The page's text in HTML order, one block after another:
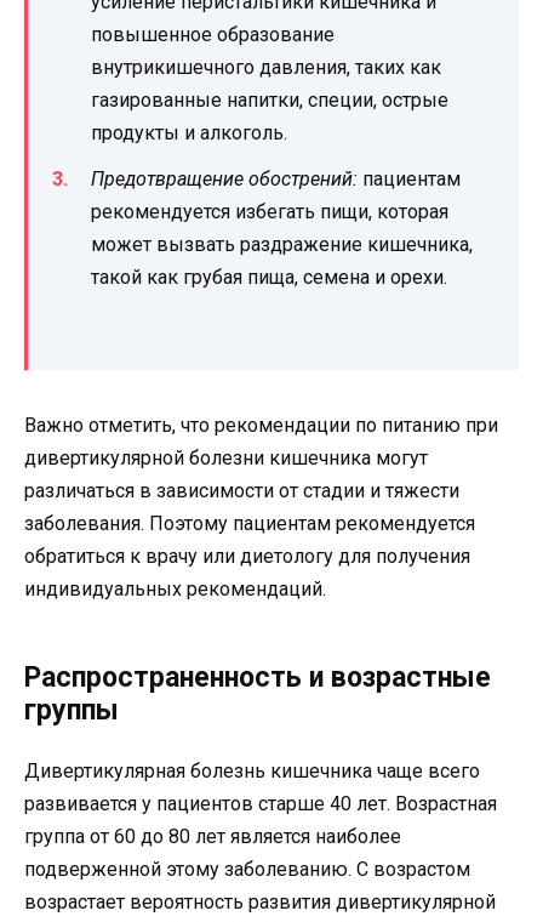
повышенное образование
внутрикишечного давления, таких как
газированные напитки, специи, острые
продукты и алкоголь.
Предотвращение обострений: пациентам
рекомендуется избегать пищи, которая
может вызвать раздражение кишечника,
такой как грубая пища, семена и орехи.
Важно отметить, что рекомендации по питанию при
дивертикулярной болезни кишечника могут
различаться в зависимости от стадии и тяжести
заболевания. Поэтому пациентам рекомендуется
обратиться к врачу или диетологу для получения
индивидуальных рекомендаций.
Распространенность и возрастные
группы
Дивертикулярная болезнь кишечника чаще всего
развивается у пациентов старше 40 лет. Возрастная
группа от 60 до 80 лет является наиболее
подверженной этому заболеванию. С возрастом
возрастает вероятность развития дивертикулярной